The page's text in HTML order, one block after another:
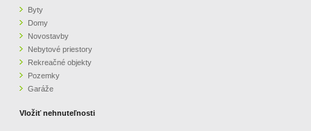
GARÁŽE
O NÁS
CENNÍK REALITNEJ INZERCIE
ZVÝRAZNENIE REALITNÝCH INZERÁTOV
Byty
Domy
Novostavby
Nebytové priestory
Rekreačné objekty
Pozemky
Garáže
Vložiť nehnuteľnosti